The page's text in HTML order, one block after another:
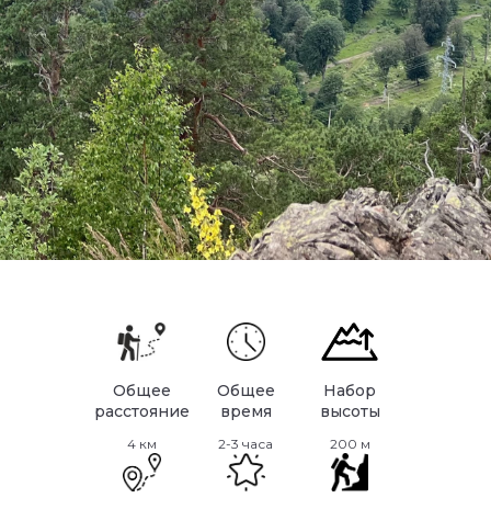
Общее
расстояние
4 км
Общее
время
2-3 часа
Набор
высоты
200 м